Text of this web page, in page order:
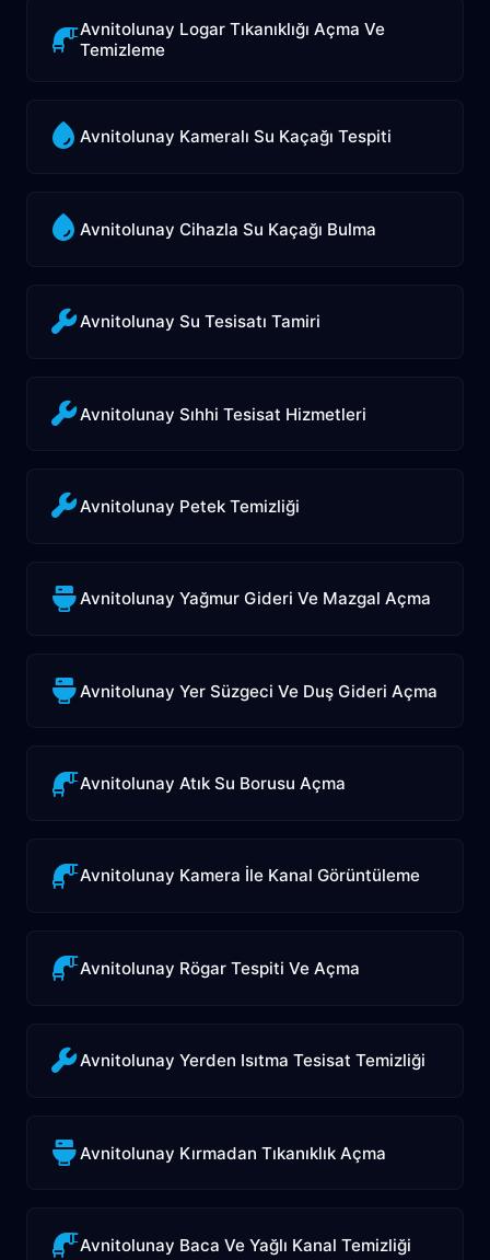
Avnitolunay Logar Tıkanıklığı Açma Ve
Temizleme
Avnitolunay Kameralı Su Kaçağı Tespiti
Avnitolunay Cihazla Su Kaçağı Bulma
Avnitolunay Su Tesisatı Tamiri
Avnitolunay Sıhhi Tesisat Hizmetleri
Avnitolunay Petek Temizliği
Avnitolunay Yağmur Gideri Ve Mazgal Açma
Avnitolunay Yer Süzgeci Ve Duş Gideri Açma
Avnitolunay Atık Su Borusu Açma
Avnitolunay Kamera İle Kanal Görüntüleme
Avnitolunay Rögar Tespiti Ve Açma
Avnitolunay Yerden Isıtma Tesisat Temizliği
Avnitolunay Kırmadan Tıkanıklık Açma
Avnitolunay Baca Ve Yağlı Kanal Temizliği